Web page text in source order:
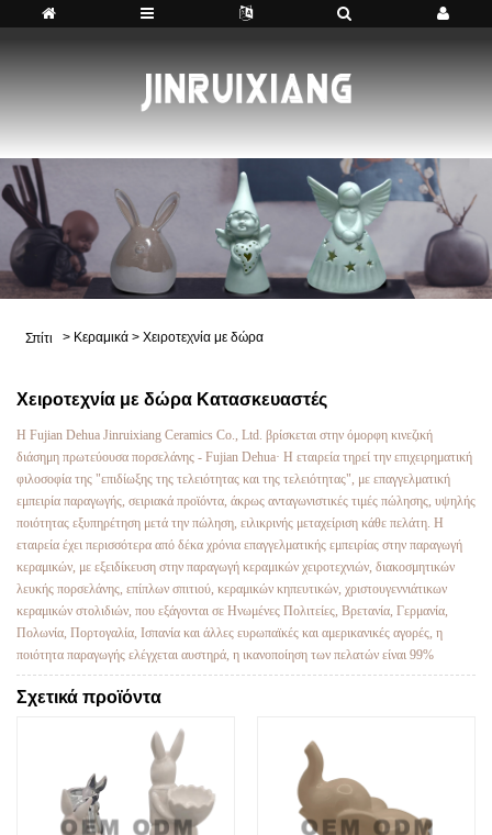
Σπίτι > Κεραμικά > Χειροτεχνία με δώρα
Χειροτεχνία με δώρα Κατασκευαστές
Η Fujian Dehua Jinruixiang Ceramics Co., Ltd. βρίσκεται στην όμορφη κινεζική
διάσημη πρωτεύουσα πορσελάνης - Fujian Dehua· Η εταιρεία τηρεί την επιχειρηματική
φιλοσοφία της "επιδίωξης της τελειότητας και της τελειότητας", με επαγγελματική
εμπειρία παραγωγής, σειριακά προϊόντα, άκρως ανταγωνιστικές τιμές πώλησης, υψηλής
ποιότητας εξυπηρέτηση μετά την πώληση, ειλικρινής μεταχείριση κάθε πελάτη. Η
εταιρεία έχει περισσότερα από δέκα χρόνια επαγγελματικής εμπειρίας στην παραγωγή
κεραμικών, με εξειδίκευση στην παραγωγή κεραμικών χειροτεχνιών, διακοσμητικών
λευκής πορσελάνης, επίπλων σπιτιού, κεραμικών κηπευτικών, χριστουγεννιάτικων
κεραμικών στολιδιών, που εξάγονται σε Ηνωμένες Πολιτείες, Βρετανία, Γερμανία,
Πολωνία, Πορτογαλία, Ισπανία και άλλες ευρωπαϊκές και αμερικανικές αγορές, η
ποιότητα παραγωγής ελέγχεται αυστηρά, η ικανοποίηση των πελατών είναι 99%
Σχετικά προϊόντα